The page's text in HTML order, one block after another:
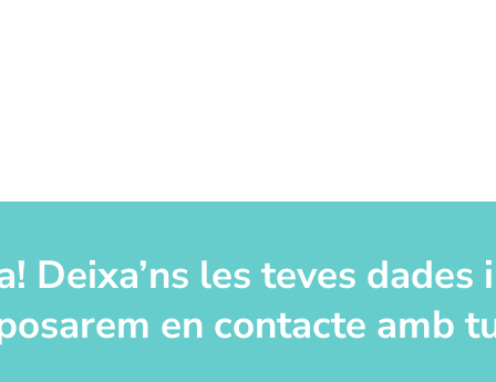
Deixa’ns les teves dades
en contacte amb